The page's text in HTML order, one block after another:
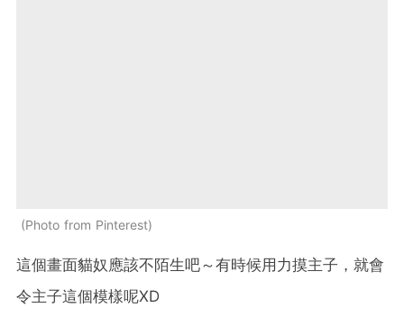
Photo from Pinterest
這個畫面貓奴應該不陌生吧～有時候用力摸主子，就會
令主子這個模樣呢XD